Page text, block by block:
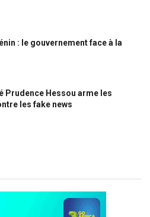
: le gouvernement face à la
Prudence Hessou arme les
les fake news